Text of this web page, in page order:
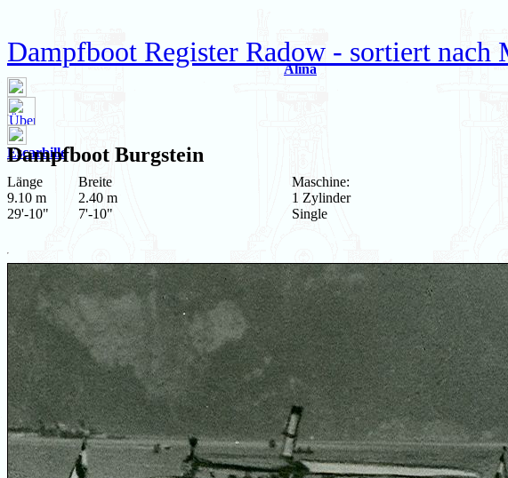
Dampfboot Register Radow - sortiert nach
Alina
Escarbille
Dampfboot Burgstein
Länge
9.10 m
29'-10"
Breite
2.40 m
7'-10"
Maschine:
1 Zylinder
Single